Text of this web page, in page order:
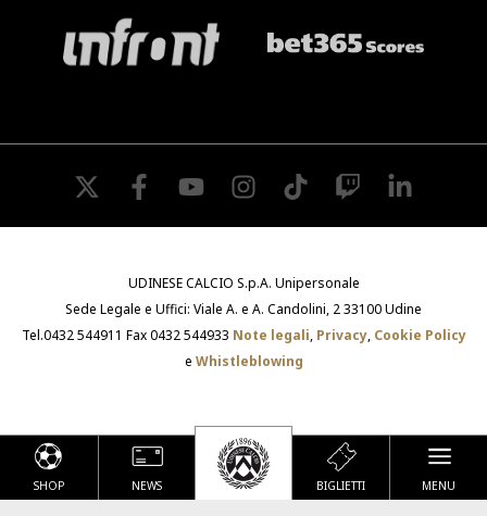
SHOP NEWS BIGLIETTI MENU
twitter facebookyoutube instagramtiktok twitch
UDINESE CALCIO S.p.A. Unipersonale
Sede Legale e Uffici: Viale A. e A. Candolini, 2 33100 Udine
Tel.0432 544911 Fax 0432 544933 Note legali, Privacy, Cookie Policy
e Whistleblowing
Le tue preferenze relative alla privacy